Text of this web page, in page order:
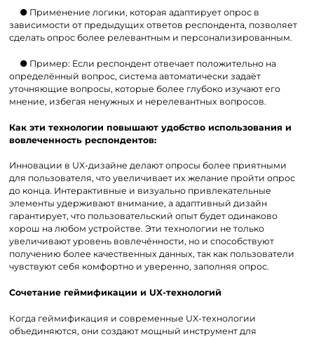
● Применение логики, которая адаптирует опрос в
зависимости от предыдущих ответов респондента, позволяет
сделать опрос более релевантным и персонализированным.
● Пример: Если респондент отвечает положительно на
определённый вопрос, система автоматически задаёт
уточняющие вопросы, которые более глубоко изучают его
мнение, избегая ненужных и нерелевантных вопросов.
Как эти технологии повышают удобство использования и
вовлеченность респондентов:
Инновации в UX-дизайне делают опросы более приятными
для пользователя, что увеличивает их желание пройти опрос
до конца. Интерактивные и визуально привлекательные
элементы удерживают внимание, а адаптивный дизайн
гарантирует, что пользовательский опыт будет одинаково
хорош на любом устройстве. Эти технологии не только
увеличивают уровень вовлечённости, но и способствуют
получению более качественных данных, так как пользователи
чувствуют себя комфортно и уверенно, заполняя опрос.
Сочетание геймификации и UX-технологий
Когда геймификация и современные UX-технологии
объединяются, они создают мощный инструмент для